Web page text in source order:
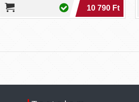
10 790 Ft